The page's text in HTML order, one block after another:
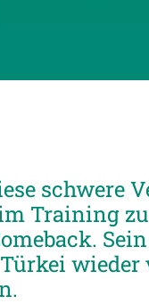
schwere
Training